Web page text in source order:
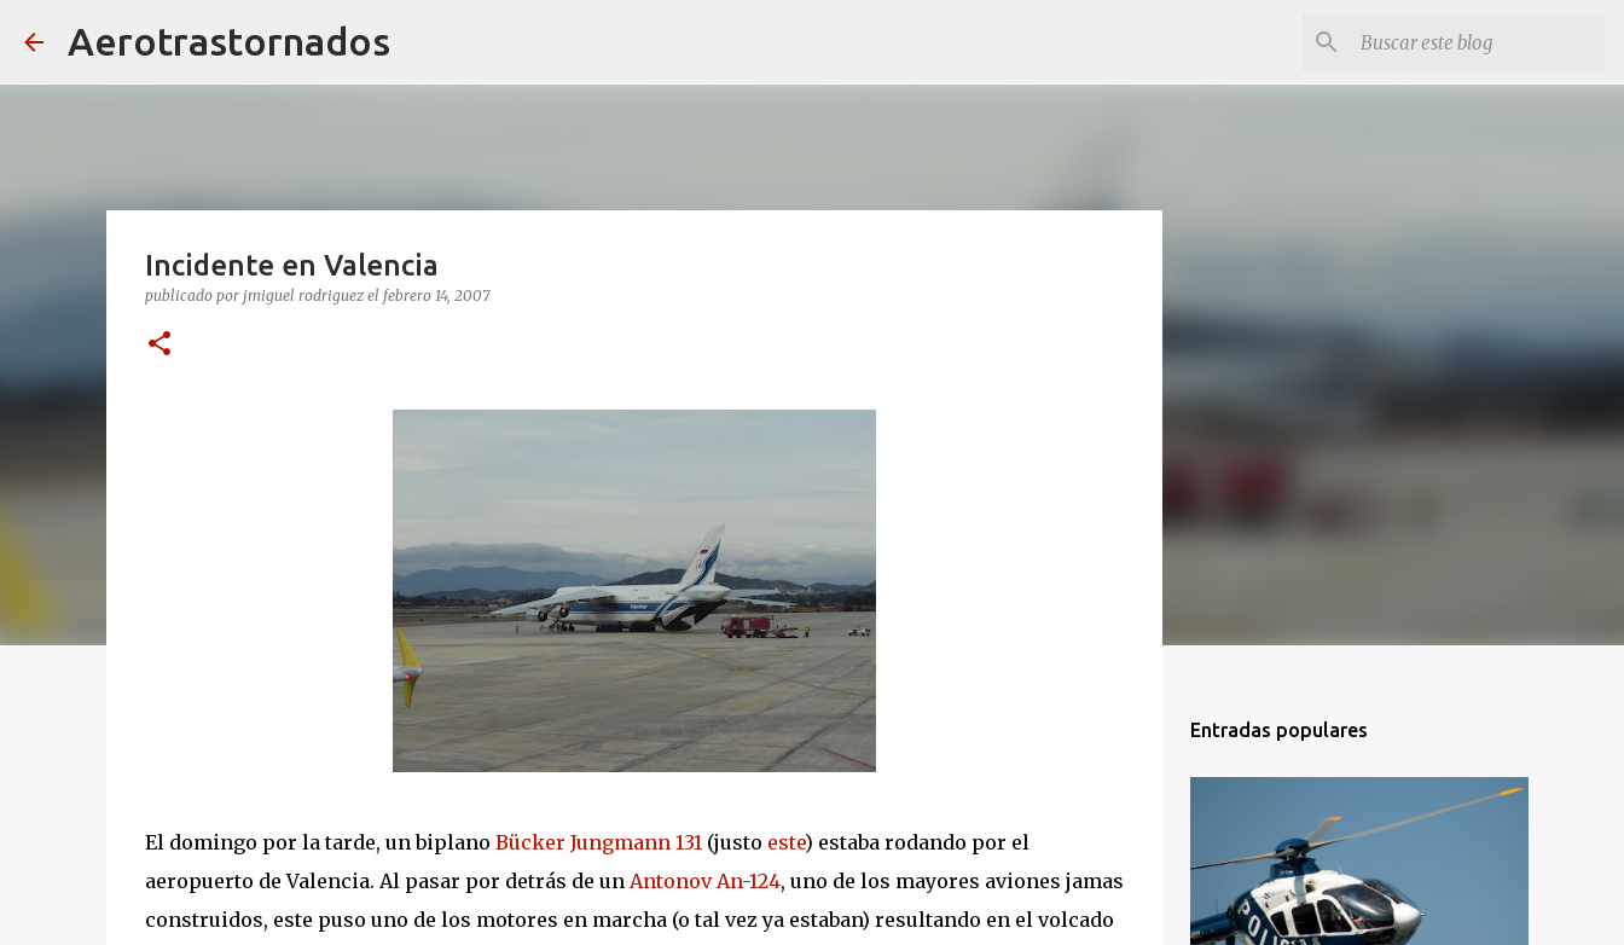
Aerotrastornados
Incidente en Valencia
publicado por jmiguel rodriguez el febrero 14, 2007
El domingo por la tarde, un biplano Bücker Jungmann 131(justo este) estaba rodando por el
aeropuerto de Valencia. Al pasar por detrás de un Antonov An-124, uno de los mayores aviones jamas
construidos, este puso uno de los motores en marcha (o tal vez ya estaban) resultando en el volcado
Entradas populares